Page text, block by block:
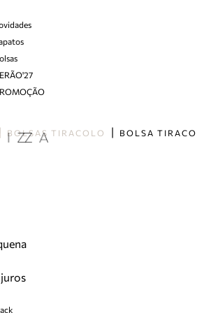
BOLSAS TIRACOLO